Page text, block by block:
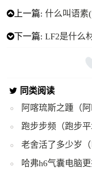
上一篇:什么叫语素
下一篇:LF2是什么
同类阅读
阿喀琉斯之踵（
跑步步频（跑步平
老舍活了多少岁（
哈弗h6气囊电脑